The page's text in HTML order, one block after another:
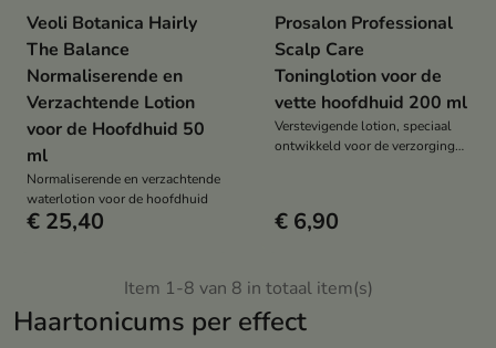
Haartonicums per effect
Veoli Botanica Hairly
The Balance
Normaliserende en
Verzachtende Lotion
voor de Hoofdhuid 50
ml
Normaliserende en verzachtende
waterlotion voor de hoofdhuid
€ 25,40
Prosalon Professional
Scalp Care
Toninglotion voor de
vette hoofdhuid 200 ml
Verstevigende lotion, speciaal
ontwikkeld voor de verzorging
€ 6,90
Item 1-8 van 8 in totaal item(s)